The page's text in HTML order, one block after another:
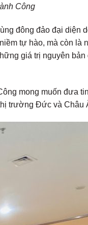
Công
đông đảo đại diện
tự hào, mà còn là
giá trị nguyên bản
mong muốn đưa
trường Đức và Châu